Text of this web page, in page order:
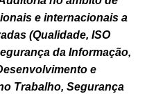
e internacionais a
(Qualidade, ISO
da Informação,
e
Trabalho, Segurança